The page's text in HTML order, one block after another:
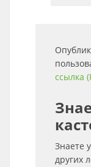
ссылка
Знаете
других